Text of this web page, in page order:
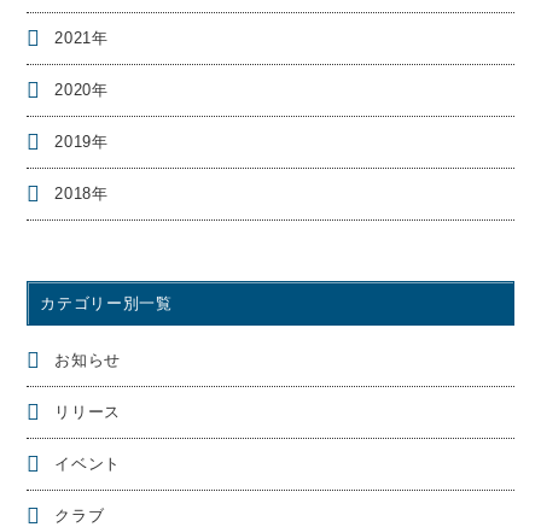
2021年
2020年
2019年
2018年
カテゴリー別一覧
お知らせ
リリース
イベント
クラブ